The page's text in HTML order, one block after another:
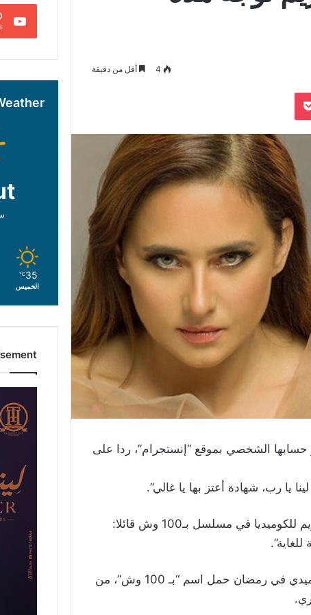
4 أقل من دقيقة
‫Pocket
حسابها الشخصي بموقع “إنستجرام”، ردا على
يا رب، شهادة أعتز بها يا غالي”.
وكان الفنان عادل إمام قد صرح عن انتقال الفنانة نيللي كريم للكوميديا في مسلسل بـ100 وش قائلا:
واستطاعت الفنانة نيللي كريم تغيير جلدها بتقديم عمل كوميدي في رمضان حمل اسم “بـ 100 وش”، من
35
℃
الخميس